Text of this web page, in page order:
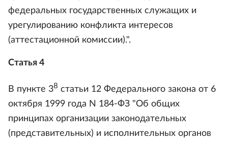
федеральных государственных служащих и
урегулированию конфликта интересов
(аттестационной комиссии).".
Статья 4
В пункте 38 статьи 12 Федерального закона от 6
октября 1999 года N 184-ФЗ "Об общих
принципах организации законодательных
(представительных) и исполнительных органов